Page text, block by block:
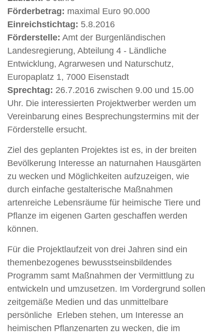
Förderbetrag: maximal Euro 90.000
Einreichstichtag: 5.8.2016
Förderstelle: Amt der Burgenländischen
Landesregierung, Abteilung 4 - Ländliche
Entwicklung, Agrarwesen und Naturschutz,
Europaplatz 1, 7000 Eisenstadt
Sprechtag: 26.7.2016 zwischen 9.00 und 15.00
Uhr. Die interessierten Projektwerber werden um
Vereinbarung eines Besprechungstermins mit der
Förderstelle ersucht.
Ziel des geplanten Projektes ist es, in der breiten
Bevölkerung Interesse an naturnahen Hausgärten
zu wecken und Möglichkeiten aufzuzeigen, wie
durch einfache gestalterische Maßnahmen
artenreiche Lebensräume für heimische Tiere und
Pflanze im eigenen Garten geschaffen werden
können.
Für die Projektlaufzeit von drei Jahren sind ein
themenbezogenes bewusstseinsbildendes
Programm samt Maßnahmen der Vermittlung zu
entwickeln und umzusetzen. Im Vordergrund sollen
zeitgemäße Medien und das unmittelbare
persönliche Erleben stehen, um Interesse an
heimischen Pflanzenarten zu wecken, die im